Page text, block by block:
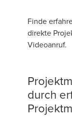
Finde
direkte
Videoanruf.
durch